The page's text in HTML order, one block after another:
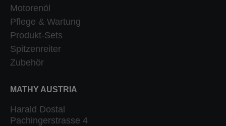
Motorenöl
Pflege & Wartung
Produkt-Sets
Spitzenreiter
Zubehör
MATHY AUSTRIA
Harald Dostal
Pachingerstrasse 4